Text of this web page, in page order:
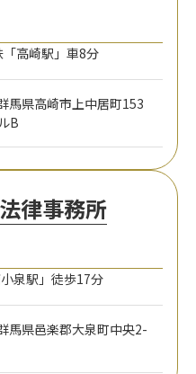
高崎駅」車8分
馬県高崎市上中居町153
B
律事務所
泉駅」徒歩17分
馬県邑楽郡大泉町中央2-